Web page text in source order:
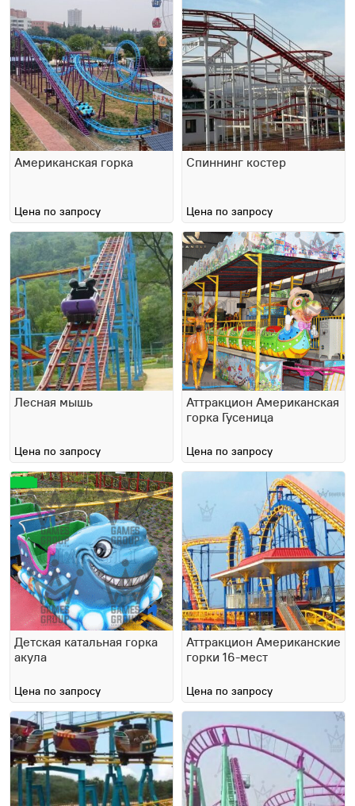
Американская горка
Цена по запросу
Спиннинг костер
Цена по запросу
Лесная мышь
Цена по запросу
Аттракцион Американская
горка Гусеница
Цена по запросу
Детская катальная горка
акула
Цена по запросу
Аттракцион Американские
горки 16-мест
Цена по запросу